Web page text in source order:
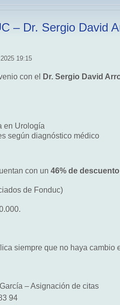
– Dr. Sergio David
19:15
con el
Dr. Sergio David
en Urología
según diagnóstico médico
con un 46% de descuento
de Fonduc)
siempre que no haya
– Asignación de citas
94